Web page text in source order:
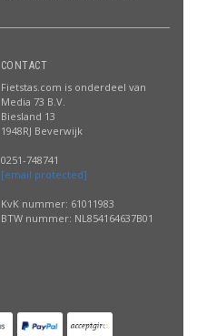
CONTACT
Fietstas.com is onderdeel van
Media 73 B.V.
Biesland 13
1948RJ Beverwijk
0251-748741
[email protected]
KvK nummer: 61011983
BTW nummer: NL854164637B01